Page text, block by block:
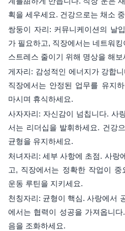
획을 세우세요. 건강으로는 채소
쌍둥이 자리: 커뮤니케이션의 날
가 필요하고, 직장에서는 네트워
스트레스 줄이기 위해 명상을 해보
게자리: 감성적인 에너지가 강합
직장에서는 안정된 업무를 유지
마시며 휴식하세요.
사자자리: 자신감이 넘칩니다. 사
서는 리더십을 발휘하세요. 건강
균형을 유지하세요.
처녀자리: 세부 사항에 초점. 사랑
고, 직장에서는 정확한 작업이
운동 루틴을 지키세요.
천칭자리: 균형이 핵심. 사랑에서
에서는 협력이 성공을 가져옵니
음을 조화하세요.